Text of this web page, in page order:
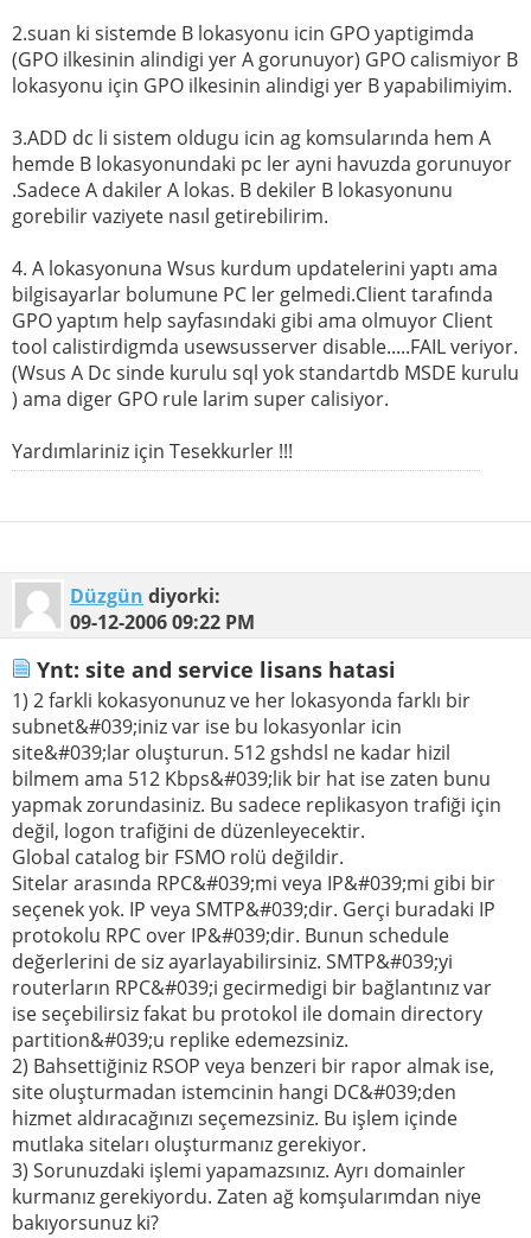
2.suan ki sistemde B lokasyonu icin GPO yaptigimda
(GPO ilkesinin alindigi yer A gorunuyor) GPO calismiyor B
lokasyonu için GPO ilkesinin alindigi yer B yapabilimiyim.
3.ADD dc li sistem oldugu icin ag komsularında hem A
hemde B lokasyonundaki pc ler ayni havuzda gorunuyor
.Sadece A dakiler A lokas. B dekiler B lokasyonunu
gorebilir vaziyete nasıl getirebilirim.
4. A lokasyonuna Wsus kurdum updatelerini yaptı ama
bilgisayarlar bolumune PC ler gelmedi.Client tarafında
GPO yaptım help sayfasındaki gibi ama olmuyor Client
tool calistirdigmda usewsusserver disable.....FAIL veriyor.
(Wsus A Dc sinde kurulu sql yok standartdb MSDE kurulu
) ama diger GPO rule larim super calisiyor.
Yardımlariniz için Tesekkurler !!!
Düzgün diyorki:
09-12-200609:22 PM
Ynt: site and service lisans hatasi
1) 2 farkli kokasyonunuz ve her lokasyonda farklı bir
subnet&#039;iniz var ise bu lokasyonlar icin
site&#039;lar oluşturun. 512 gshdsl ne kadar hizil
bilmem ama 512 Kbps&#039;lik bir hat ise zaten bunu
yapmak zorundasiniz. Bu sadece replikasyon trafiği için
değil, logon trafiğini de düzenleyecektir.
Global catalog bir FSMO rolü değildir.
Sitelar arasında RPC&#039;mi veya IP&#039;mi gibi bir
seçenek yok. IP veya SMTP&#039;dir. Gerçi buradaki IP
protokolu RPC over IP&#039;dir. Bunun schedule
değerlerini de siz ayarlayabilirsiniz. SMTP&#039;yi
routerların RPC&#039;i gecirmedigi bir bağlantınız var
ise seçebilirsiz fakat bu protokol ile domain directory
partition&#039;u replike edemezsiniz.
2) Bahsettiğiniz RSOP veya benzeri bir rapor almak ise,
site oluşturmadan istemcinin hangi DC&#039;den
hizmet aldıracağınızı seçemezsiniz. Bu işlem içinde
mutlaka siteları oluşturmanız gerekiyor.
3) Sorunuzdaki işlemi yapamazsınız. Ayrı domainler
kurmanız gerekiyordu. Zaten ağ komşularımdan niye
bakıyorsunuz ki?